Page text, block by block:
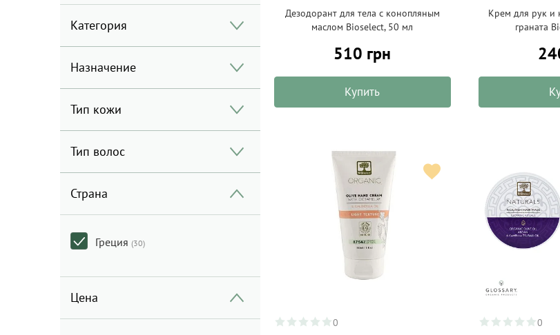
Категория
Назначение
Тип кожи
Тип волос
Страна
Греция (30)
Цена
Дезодорант для тела с конопляным
маслом Bioselect, 50 мл
510 грн
Купить
Крем для рук и
граната
0
0